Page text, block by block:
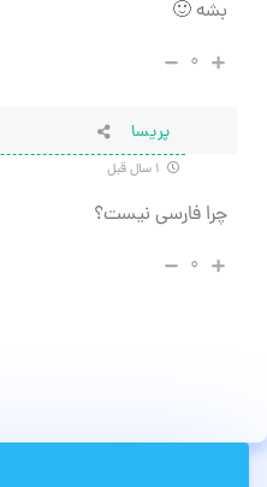
بشه 🙂
۰
پریسا
چرا فارسی نیست؟
۰